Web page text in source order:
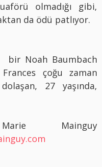
olmadığı gibi,
da ödü patlıyor.
bir Noah Baumbach
çoğu zaman
27 yaşında,
Mainguy